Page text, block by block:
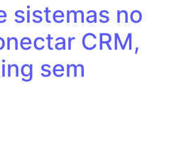
sistemas no
CRM,
sem